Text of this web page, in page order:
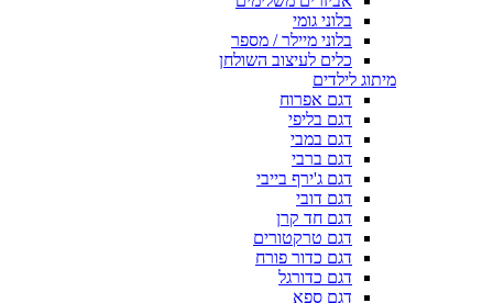
בלוני גומי
בלוני מיילר / מספר
כלים לעיצוב השולחן
מיתוג לילדים
דגם אפרוח
דגם בליפי
דגם במבי
דגם ברבי
דגם ג'ירף בייבי
דגם דובי
דגם חד קרן
דגם טרקטורים
דגם כדור פורח
דגם כדורגל
דגם ספא